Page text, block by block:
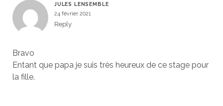
JULES LENSEMBLE
24 février 2021
Reply
Bravo
Entant que papa je suis très heureux de ce stage pour
la fille.